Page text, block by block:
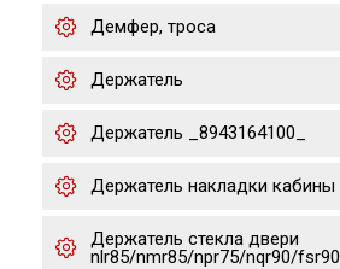
Демфер, троса
Держатель
Держатель _8943164100_
Держатель накладки кабины
Держатель стекла двери
nlr85/nmr85/npr75/nqr90/fsr90